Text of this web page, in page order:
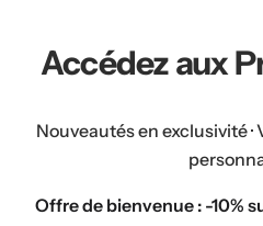
Accédez aux
Nouveautés en exclusivité ·
Offre de bienvenue : -10%